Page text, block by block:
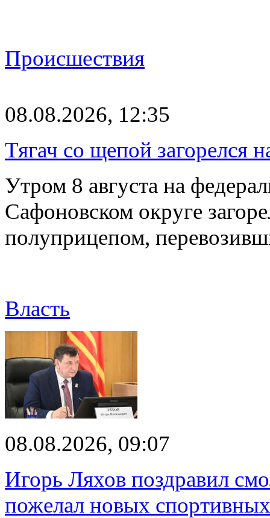
Происшествия
08.08.2026, 12:35
Тягач со щепой загорелся
Утром 8 августа на
Сафоновском округе
полуприцепом,
Власть
08.08.2026, 09:07
Игорь Ляхов поздравил
пожелал новых